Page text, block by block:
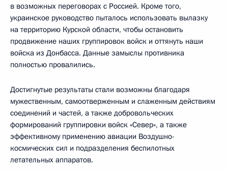
в возможных переговорах с Россией. Кроме того,
украинское руководство пыталось использовать вылазку
на территорию Курской области, чтобы остановить
продвижение наших группировок войск и оттянуть наши
войска из Донбасса. Данные замыслы противника
полностью провалились.
Достигнутые результаты стали возможны благодаря
мужественным, самоотверженным и слаженным действиям
соединений и частей, а также добровольческих
формирований группировки войск «Север», а также
эффективному применению авиации Воздушно-
космических сил и подразделения беспилотных
летательных аппаратов.